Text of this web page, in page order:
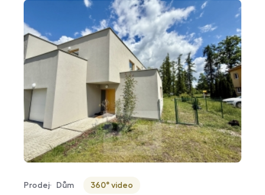
Typ nabídky
Prodej
Typ nemovitosti
Dům
Virtuální prohlídka
360° video